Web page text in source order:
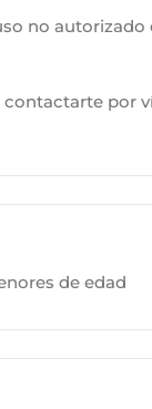
no
por
de edad